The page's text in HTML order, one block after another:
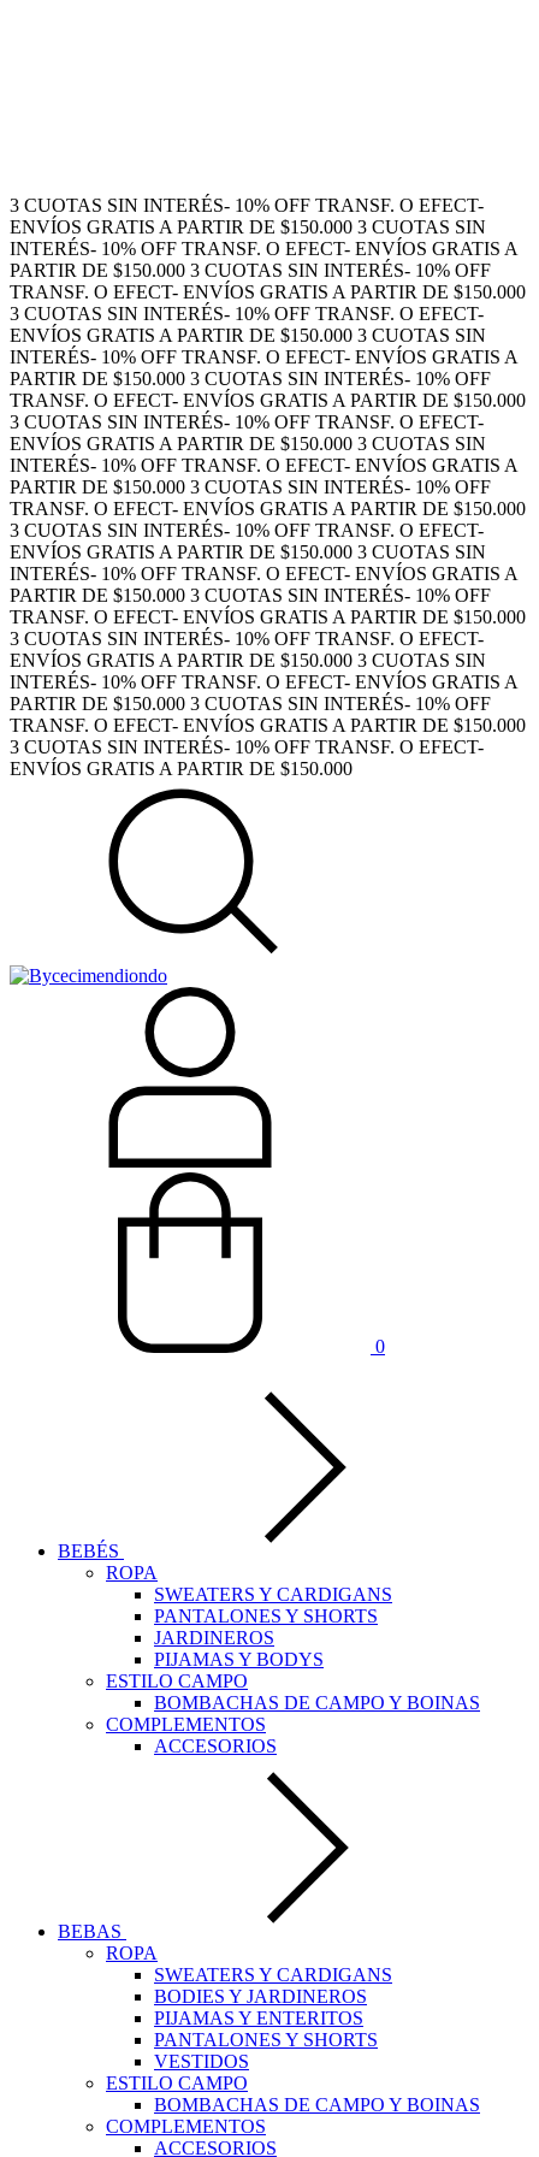
3 CUOTAS SIN INTERÉS- 10% OFF TRANSF. O EFECT-
ENVÍOS GRATIS A PARTIR DE $150.000 3 CUOTAS SIN
INTERÉS- 10% OFF TRANSF. O EFECT- ENVÍOS GRATIS A
PARTIR DE $150.000 3 CUOTAS SIN INTERÉS- 10% OFF
TRANSF. O EFECT- ENVÍOS GRATIS A PARTIR DE $150.000
3 CUOTAS SIN INTERÉS- 10% OFF TRANSF. O EFECT-
ENVÍOS GRATIS A PARTIR DE $150.000 3 CUOTAS SIN
INTERÉS- 10% OFF TRANSF. O EFECT- ENVÍOS GRATIS A
PARTIR DE $150.000 3 CUOTAS SIN INTERÉS- 10% OFF
TRANSF. O EFECT- ENVÍOS GRATIS A PARTIR DE $150.000
3 CUOTAS SIN INTERÉS- 10% OFF TRANSF. O EFECT-
ENVÍOS GRATIS A PARTIR DE $150.000 3 CUOTAS SIN
INTERÉS- 10% OFF TRANSF. O EFECT- ENVÍOS GRATIS A
PARTIR DE $150.000 3 CUOTAS SIN INTERÉS- 10% OFF
TRANSF. O EFECT- ENVÍOS GRATIS A PARTIR DE $150.000
3 CUOTAS SIN INTERÉS- 10% OFF TRANSF. O EFECT-
ENVÍOS GRATIS A PARTIR DE $150.000 3 CUOTAS SIN
INTERÉS- 10% OFF TRANSF. O EFECT- ENVÍOS GRATIS A
PARTIR DE $150.000 3 CUOTAS SIN INTERÉS- 10% OFF
TRANSF. O EFECT- ENVÍOS GRATIS A PARTIR DE $150.000
3 CUOTAS SIN INTERÉS- 10% OFF TRANSF. O EFECT-
ENVÍOS GRATIS A PARTIR DE $150.000 3 CUOTAS SIN
INTERÉS- 10% OFF TRANSF. O EFECT- ENVÍOS GRATIS A
PARTIR DE $150.000 3 CUOTAS SIN INTERÉS- 10% OFF
TRANSF. O EFECT- ENVÍOS GRATIS A PARTIR DE $150.000
3 CUOTAS SIN INTERÉS- 10% OFF TRANSF. O EFECT-
ENVÍOS GRATIS A PARTIR DE $150.000
0
BEBÉS
ROPA
SWEATERS Y CARDIGANS
PANTALONES Y SHORTS
JARDINEROS
PIJAMAS Y BODYS
ESTILO CAMPO
BOMBACHAS DE CAMPO Y BOINAS
COMPLEMENTOS
ACCESORIOS
BEBAS
ROPA
SWEATERS Y CARDIGANS
BODIES Y JARDINEROS
PIJAMAS Y ENTERITOS
PANTALONES Y SHORTS
VESTIDOS
ESTILO CAMPO
BOMBACHAS DE CAMPO Y BOINAS
COMPLEMENTOS
ACCESORIOS